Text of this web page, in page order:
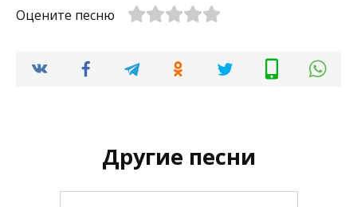
Оцените песню
Другие песни